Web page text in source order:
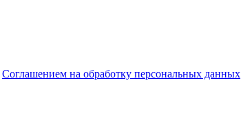
Соглашением на обработку персональных данных